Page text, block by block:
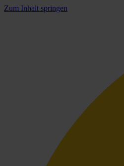
Zum Inhalt springen